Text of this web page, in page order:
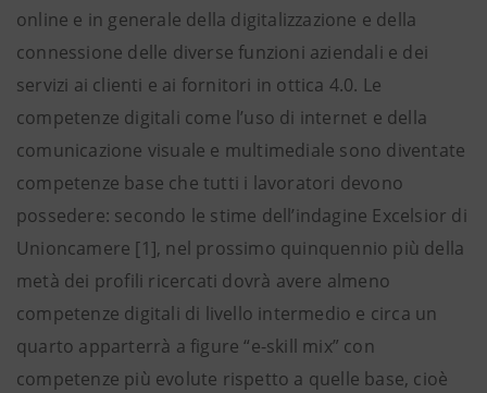
online e in generale della digitalizzazione e della
connessione delle diverse funzioni aziendali e dei
servizi ai clienti e ai fornitori in ottica 4.0. Le
competenze digitali come l’uso di internet e della
comunicazione visuale e multimediale sono diventate
competenze base che tutti i lavoratori devono
possedere: secondo le stime dell’indagine Excelsior di
Unioncamere [1], nel prossimo quinquennio più della
metà dei profili ricercati dovrà avere almeno
competenze digitali di livello intermedio e circa un
quarto apparterrà a figure “e-skill mix” con
competenze più evolute rispetto a quelle base, cioè